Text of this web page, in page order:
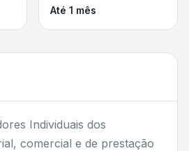
Até 1 mês
Individuais dos
comercial e de prestação